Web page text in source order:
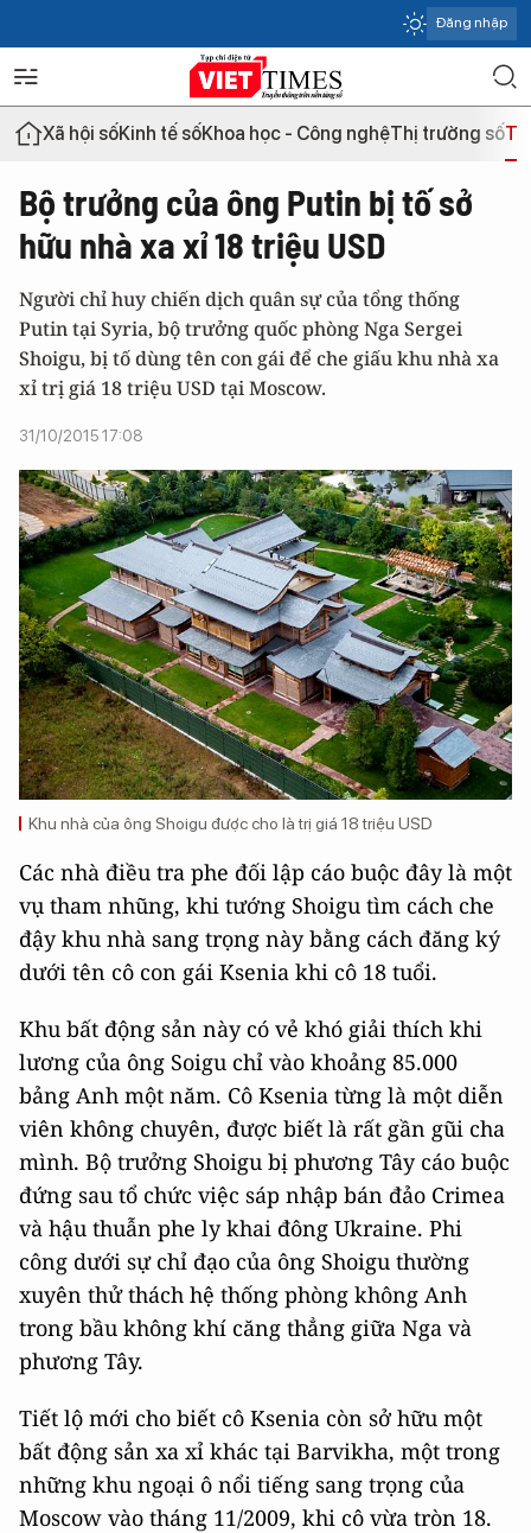
Đăng nhập
Xã hội sốKinh tế sốKhoa học - Công nghệThị trường số
Bộ trưởng của ông Putin bị tố sở
hữu nhà xa xỉ 18 triệu USD
Người chỉ huy chiến dịch quân sự của tổng thống
Putin tại Syria, bộ trưởng quốc phòng Nga Sergei
Shoigu, bị tố dùng tên con gái để che giấu khu nhà xa
xỉ trị giá 18 triệu USD tại Moscow.
31/10/2015 17:08
Khu nhà của ông Shoigu được cho là trị giá 18 triệu USD
Các nhà điều tra phe đối lập cáo buộc đây là một
vụ tham nhũng, khi tướng Shoigu tìm cách che
đậy khu nhà sang trọng này bằng cách đăng ký
dưới tên cô con gái Ksenia khi cô 18 tuổi.
Khu bất động sản này có vẻ khó giải thích khi
lương của ông Soigu chỉ vào khoảng 85.000
bảng Anh một năm. Cô Ksenia từng là một diễn
viên không chuyên, được biết là rất gần gũi cha
mình. Bộ trưởng Shoigu bị phương Tây cáo buộc
đứng sau tổ chức việc sáp nhập bán đảo Crimea
và hậu thuẫn phe ly khai đông Ukraine. Phi
công dưới sự chỉ đạo của ông Shoigu thường
xuyên thử thách hệ thống phòng không Anh
trong bầu không khí căng thẳng giữa Nga và
phương Tây.
Tiết lộ mới cho biết cô Ksenia còn sở hữu một
bất động sản xa xỉ khác tại Barvikha, một trong
những khu ngoại ô nổi tiếng sang trọng của
Moscow vào tháng 11/2009, khi cô vừa tròn 18.